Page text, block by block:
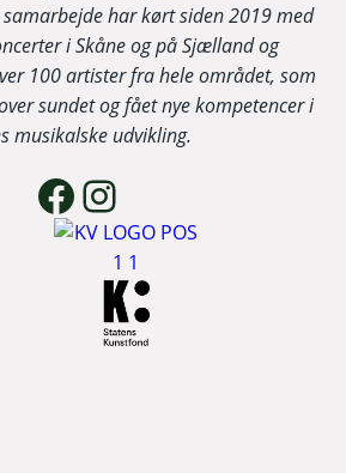
har kørt siden 2019 med
i Skåne og på Sjælland og
100 artister fra hele området, som
sundet og fået nye kompetencer i
musikalske udvikling.
Facebook
Instagram